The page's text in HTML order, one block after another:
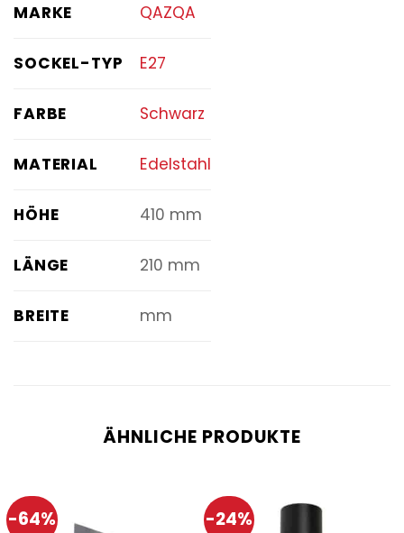
MARKE QAZQA
SOCKEL-TYP E27
FARBE Schwarz
MATERIAL Edelstahl
HÖHE 410 mm
LÄNGE 210 mm
BREITE mm
ÄHNLICHE PRODUKTE
-64% -24%